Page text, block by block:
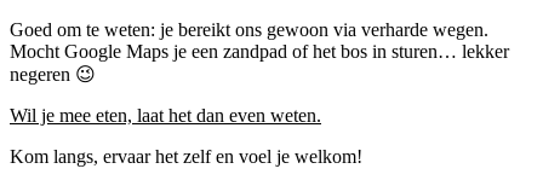
Goed om te weten: je bereikt ons gewoon via verharde wegen.
Mocht Google Maps je een zandpad of het bos in sturen… lekker
negeren 😉
Wil je mee eten, laat het dan even weten.
Kom langs, ervaar het zelf en voel je welkom!